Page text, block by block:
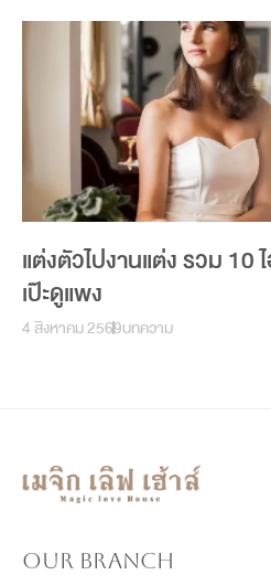
แต่งตัวไปงานแต่ง รวม 10
เป๊ะดูแพง
4 สิงหาคม 2569บทความ
OUR BRANCH